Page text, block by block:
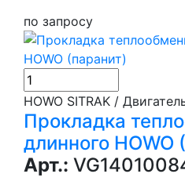
по запросу
HOWO SITRAK /
Прокладка
длинного HOWO
Арт.: